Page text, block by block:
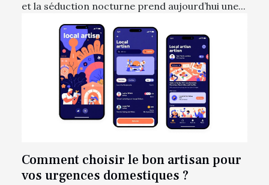
et la séduction nocturne prend aujourd’hui une...
Comment choisir le bon artisan pour
vos urgences domestiques ?